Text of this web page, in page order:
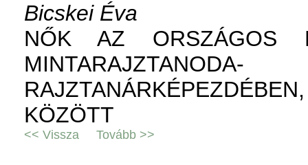
Bicskei Éva
NŐK AZ ORSZÁGOS
KÖZÖTT
<< Vissza Tovább >>